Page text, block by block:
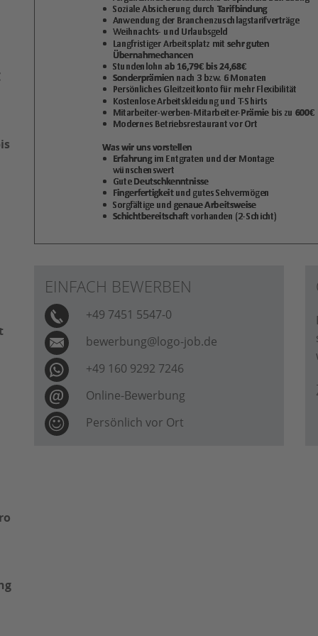
EINFACH BEWERBEN
+49 7451 5547-0
bewerbung@logo-job.de
+49 160 9292 7246
Online-Bewerbung
Persönlich vor Ort